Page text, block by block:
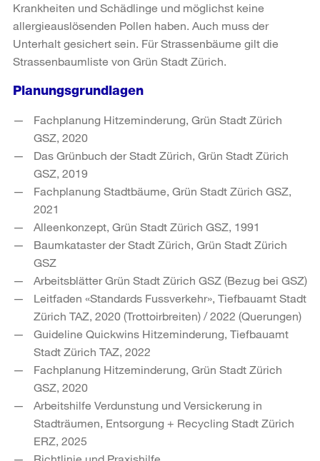
Krankheiten und Schädlinge und möglichst keine
allergieauslösenden Pollen haben. Auch muss der
Unterhalt gesichert sein. Für Strassenbäume gilt die
Strassenbaumliste von Grün Stadt Zürich.
Planungsgrundlagen
Fachplanung Hitzeminderung, Grün Stadt Zürich
GSZ, 2020
Das Grünbuch der Stadt Zürich, Grün Stadt Zürich
GSZ, 2019
Fachplanung Stadtbäume, Grün Stadt Zürich GSZ,
2021
Alleenkonzept, Grün Stadt Zürich GSZ, 1991
Baumkataster der Stadt Zürich, Grün Stadt Zürich
GSZ
Arbeitsblätter Grün Stadt Zürich GSZ (Bezug bei GSZ)
Leitfaden «Standards Fussverkehr», Tiefbauamt Stadt
Zürich TAZ, 2020 (Trottoirbreiten) / 2022 (Querungen)
Guideline Quickwins Hitzeminderung, Tiefbauamt
Stadt Zürich TAZ, 2022
Fachplanung Hitzeminderung, Grün Stadt Zürich
GSZ, 2020
Arbeitshilfe Verdunstung und Versickerung in
Stadträumen, Entsorgung + Recycling Stadt Zürich
ERZ, 2025